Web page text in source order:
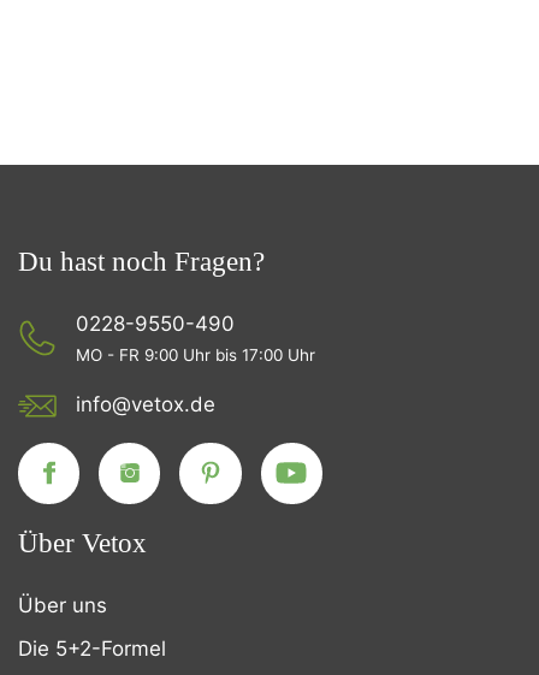
Du hast noch Fragen?
0228-9550-490
MO - FR 9:00 Uhr bis 17:00 Uhr
info@vetox.de
Über Vetox
Über uns
Die 5+2-Formel